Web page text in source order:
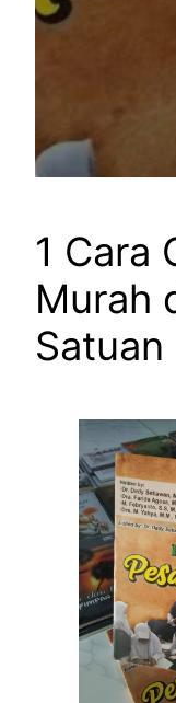
1 Cara
Murah
Satuan